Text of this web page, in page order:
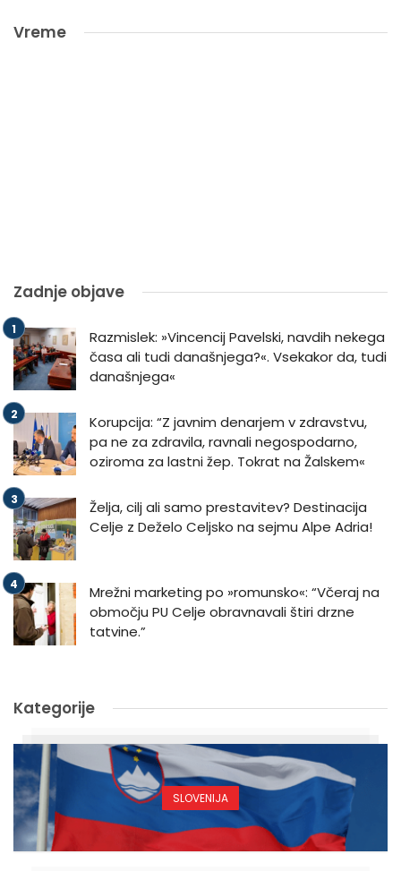
Vreme
Zadnje objave
Razmislek: »Vincencij Pavelski, navdih nekega
časa ali tudi današnjega?«. Vsekakor da, tudi
današnjega«
Korupcija: “Z javnim denarjem v zdravstvu,
pa ne za zdravila, ravnali negospodarno,
oziroma za lastni žep. Tokrat na Žalskem«
Želja, cilj ali samo prestavitev? Destinacija
Celje z Deželo Celjsko na sejmu Alpe Adria!
Mrežni marketing po »romunsko«: “Včeraj na
območju PU Celje obravnavali štiri drzne
tatvine.”
Kategorije
SLOVENIJA